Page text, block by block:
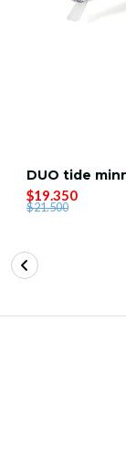
DUO tide
$19.350
$21.500